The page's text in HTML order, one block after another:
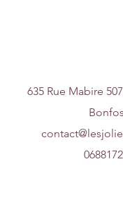
635 Rue Mabire